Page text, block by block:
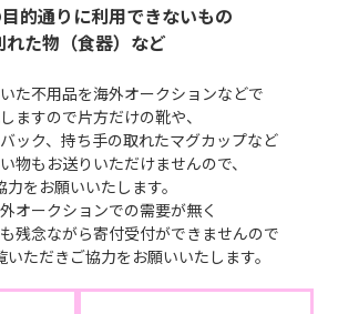
的通りに利用できないもの
れた物（食器）など
た不用品を海外オークションなどで
ますので片方だけの靴や、
ック、持ち手の取れたマグカップなど
物もお送りいただけませんので、
力をお願いいたします。
オークションでの需要が無く
残念ながら寄付受付ができませんので
ただきご協力をお願いいたします。